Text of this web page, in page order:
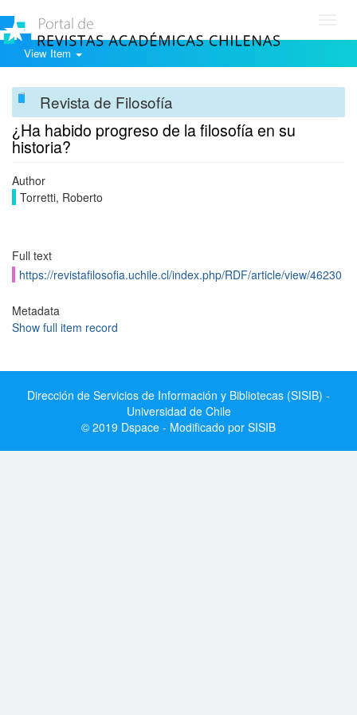
View Item
Revista de Filosofía
¿Ha habido progreso de la filosofía en su
historia?
Author
Torretti, Roberto
Full text
https://revistafilosofia.uchile.cl/index.php/RDF/article/view/46230
Metadata
Show full item record
Dirección de Servicios de Información y Bibliotecas (SISIB) -
Universidad de Chile
© 2019 Dspace - Modificado por SISIB